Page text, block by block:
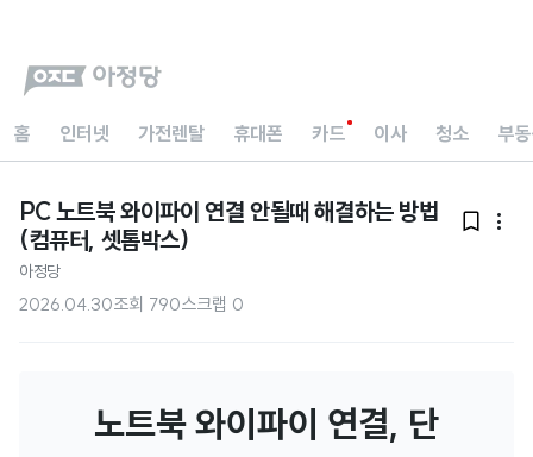
홈 인터넷 가전렌탈 휴대폰 카드 이사 청소 부
PC 노트북 와이파이 연결 안될때 해결하는 방법
(컴퓨터, 셋톱박스)
 
아정당
2026.04.30조회 790스크랩 0
노트북 와이파이 연결, 단